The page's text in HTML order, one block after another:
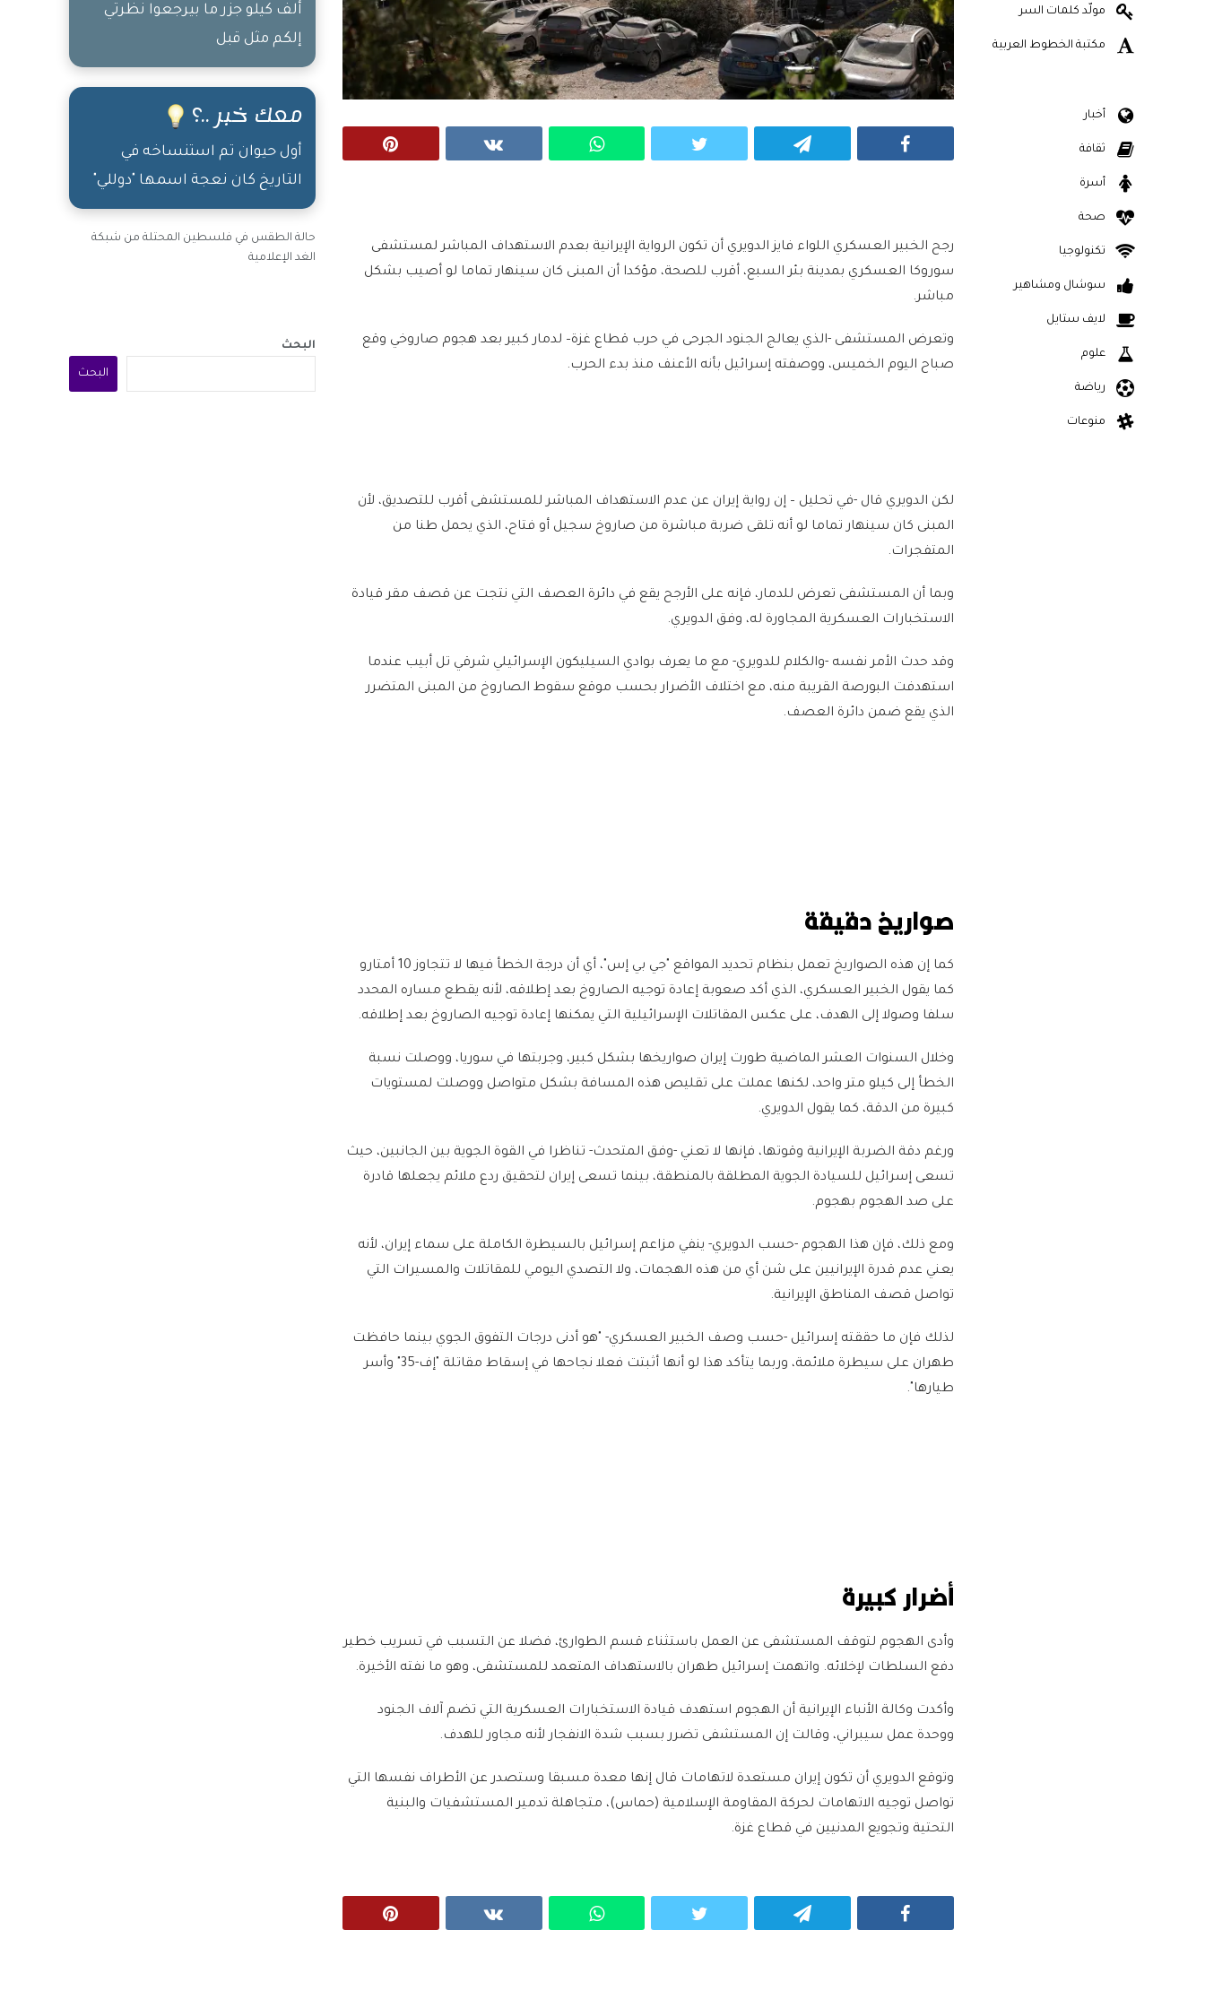
رجح الخبير العسكري اللواء فايز الدويري أن تكون الرواية الإيرانية بعدم الاستهداف المباشر لمستشفى
سوروكا العسكري بمدينة بئر السبع، أقرب للصحة، مؤكدا أن المبنى كان سينهار تماما لو أصيب بشكل
مباشر.
وتعرض المستشفى -الذي يعالج الجنود الجرحى في حرب قطاع غزة– لدمار كبير بعد هجوم صاروخي وقع
صباح اليوم الخميس، ووصفته إسرائيل بأنه الأعنف منذ بدء الحرب.
لكن الدويري قال -في تحليل – إن رواية إيران عن عدم الاستهداف المباشر للمستشفى أقرب للتصديق، لأن
المبنى كان سينهار تماما لو أنه تلقى ضربة مباشرة من صاروخ سجيل أو فتاح، الذي يحمل طنا من
المتفجرات.
وبما أن المستشفى تعرض للدمار، فإنه على الأرجح يقع في دائرة العصف التي نتجت عن قصف مقر قيادة
الاستخبارات العسكرية المجاورة له، وفق الدويري.
وقد حدث الأمر نفسه -والكلام للدويري- مع ما يعرف بوادي السيليكون الإسرائيلي شرقي تل أبيب عندما
استهدفت البورصة القريبة منه، مع اختلاف الأضرار بحسب موقع سقوط الصاروخ من المبنى المتضرر
الذي يقع ضمن دائرة العصف.
صواريخ دقيقة
كما إن هذه الصواريخ تعمل بنظام تحديد المواقع "جي بي إس"، أي أن درجة الخطأ فيها لا تتجاوز 10 أمتارو
كما يقول الخبير العسكري، الذي أكد صعوبة إعادة توجيه الصاروخ بعد إطلاقه، لأنه يقطع مساره المحدد
سلفا وصولا إلى الهدف، على عكس المقاتلات الإسرائيلية التي يمكنها إعادة توجيه الصاروخ بعد إطلاقه.
وخلال السنوات العشر الماضية طورت إيران صواريخها بشكل كبير، وجربتها في سوريا، ووصلت نسبة
الخطأ إلى كيلو متر واحد، لكنها عملت على تقليص هذه المسافة بشكل متواصل ووصلت لمستويات
كبيرة من الدقة، كما يقول الدويري.
ورغم دقة الضربة الإيرانية وقوتها، فإنها لا تعني -وفق المتحدث- تناظرا في القوة الجوية بين الجانبين، حيث
تسعى إسرائيل للسيادة الجوية المطلقة بالمنطقة، بينما تسعى إيران لتحقيق ردع ملائم يجعلها قادرة
على صد الهجوم بهجوم.
ومع ذلك، فإن هذا الهجوم -حسب الدويري- ينفي مزاعم إسرائيل بالسيطرة الكاملة على سماء إيران، لأنه
يعني عدم قدرة الإيرانيين على شن أي من هذه الهجمات، ولا التصدي اليومي للمقاتلات والمسيرات التي
تواصل قصف المناطق الإيرانية.
لذلك فإن ما حققته إسرائيل -حسب وصف الخبير العسكري- "هو أدنى درجات التفوق الجوي بينما حافظت
طهران على سيطرة ملائمة، وربما يتأكد هذا لو أنها أثبتت فعلا نجاحها في إسقاط مقاتلة "إف-35" وأسر
طيارها".
أضرار كبيرة
وأدى الهجوم لتوقف المستشفى عن العمل باستثناء قسم الطوارئ، فضلا عن التسبب في تسريب خطير
دفع السلطات لإخلائه. واتهمت إسرائيل طهران بالاستهداف المتعمد للمستشفى، وهو ما نفته الأخيرة.
وأكدت وكالة الأنباء الإيرانية أن الهجوم استهدف قيادة الاستخبارات العسكرية التي تضم آلاف الجنود
ووحدة عمل سيبراني، وقالت إن المستشفى تضرر بسبب شدة الانفجار لأنه مجاور للهدف.
وتوقع الدويري أن تكون إيران مستعدة لاتهامات قال إنها معدة مسبقا وستصدر عن الأطراف نفسها التي
تواصل توجيه الاتهامات لحركة المقاومة الإسلامية (حماس)، متجاهلة تدمير المستشفيات والبنية
التحتية وتجويع المدنيين في قطاع غزة.
ألف كيلو جزر ما بيرجعوا نظرتي
إلكم مثل قبل
معك خبر ..؟
أول حيوان تم استنساخه في
التاريخ كان نعجة اسمها "دوللي"
حالة الطقس في فلسطين المحتلة من شبكة
الغد الإعلامية
البحث
البحث
مولّد كلمات السر
مكتبة الخطوط العربية
أخبار
ثقافة
أسرة
صحة
تكنولوجيا
سوشال ومشاهير
لايف ستايل
علوم
رياضة
منوعات